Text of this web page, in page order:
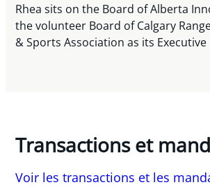
Rhea sits on the Board of Alberta
the volunteer Board of Calgary
& Sports Association as its
Transactions et
Voir les transactions et les